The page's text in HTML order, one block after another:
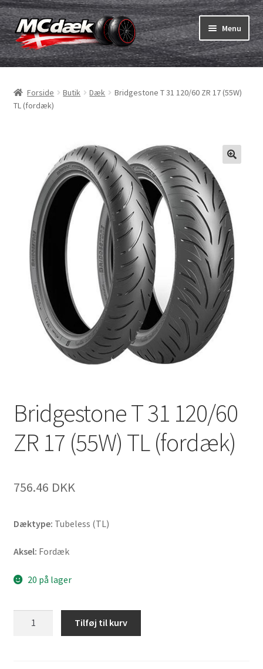
Spring
til
navigation
Spring
til
indhold
Menu
Dæk
Udfold
Slanger & fælgband
Udfold
Udfold
MC dæk test
Mærker
Udfold
Kontakt os
Forside Butik Dæk
Bridgestone T 31 120/60 ZR 17 (55W)
TL (fordæk)
Bridgestone T 31 120/60
ZR 17 (55W) TL (fordæk)
756.46 DKK
Dæktype: Tubeless (TL)
Aksel: Fordæk
20 på lager
Tilføj til kurv